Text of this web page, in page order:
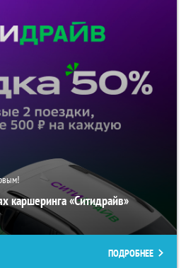
каршеринга «Ситидрайв»
ПОДРОБНЕЕ